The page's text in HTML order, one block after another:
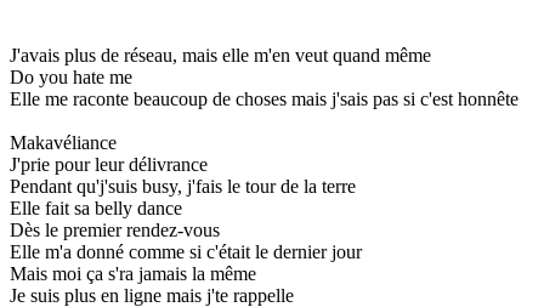
J'avais plus de réseau, mais elle m'en veut quand même
Do you hate me
Elle me raconte beaucoup de choses mais j'sais pas si c'est honnête
Makavéliance
J'prie pour leur délivrance
Pendant qu'j'suis busy, j'fais le tour de la terre
Elle fait sa belly dance
Dès le premier rendez-vous
Elle m'a donné comme si c'était le dernier jour
Mais moi ça s'ra jamais la même
Je suis plus en ligne mais j'te rappelle